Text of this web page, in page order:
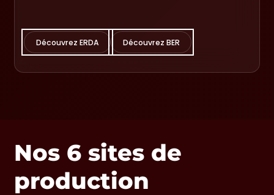
Découvrez ERDA Découvrez BER
Nos 6 sites de
production